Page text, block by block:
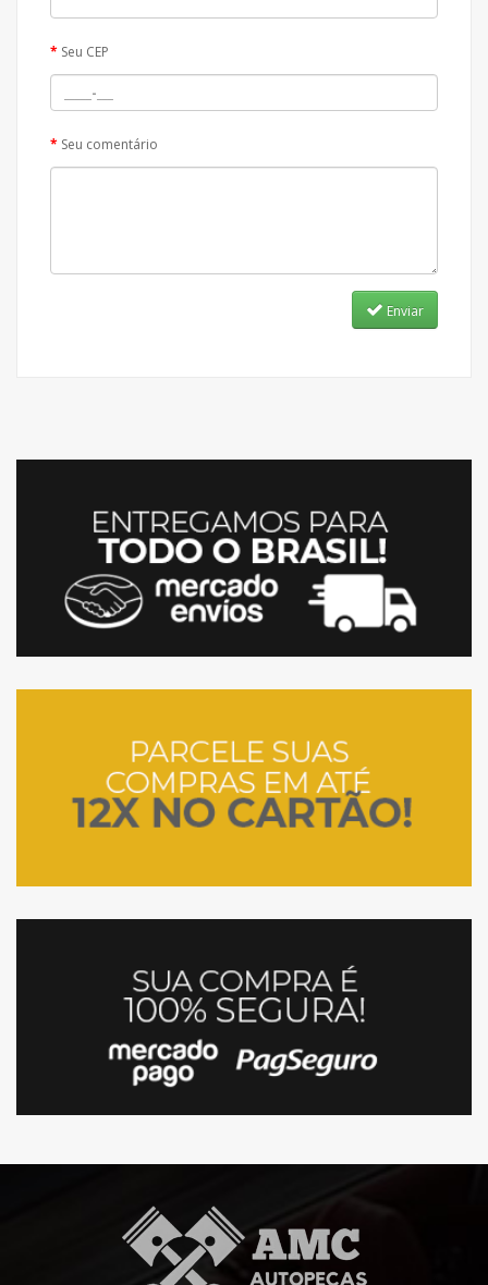
Seu CEP
Seu comentário
Enviar